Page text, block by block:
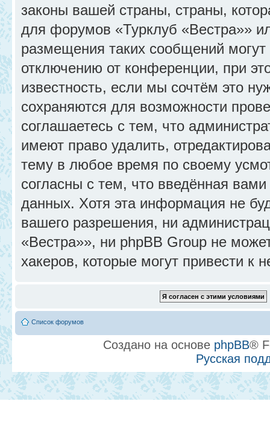
законы вашей страны, страны,
для форумов «Турклуб «Вестра»»
размещения таких сообщений
отключению от конференции, при
известность, если мы сочтём это
сохраняются для возможности
соглашаетесь с тем, что
имеют право удалить,
тему в любое время по своему
согласны с тем, что введённая
данных. Хотя эта информация не
вашего разрешения, ни
«Вестра»», ни phpBB Group не
хакеров, которые могут привести к
Список форумов
Создано на основе phpBB®
Русская